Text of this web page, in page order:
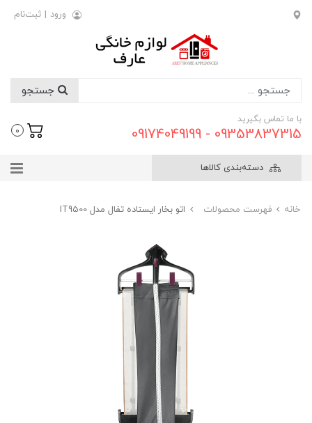
ورود | ثبت‌نام
با ما تماس بگیرید
09353837315 - 09174049199
0
دسته‌بندی کالاها
خانه فهرست محصولات اتو بخار ایستاده تفال مدل IT9500